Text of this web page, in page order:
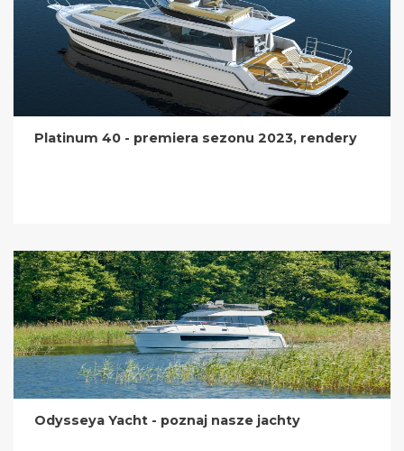
Platinum 40 - premiera sezonu 2023, rendery
Odysseya Yacht - poznaj nasze jachty